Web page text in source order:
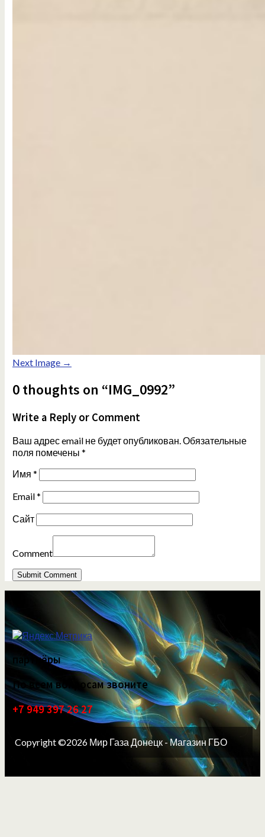
Next Image →
0 thoughts on “IMG_0992”
Write a Reply or Comment
Ваш адрес email не будет опубликован.Обязательные
поля помечены *
Имя *
Email*
Сайт
Comment
партнёры
По всем вопросам звоните
+7 949 397 26 27
Copyright ©2026 Мир Газа Донецк - Магазин ГБО